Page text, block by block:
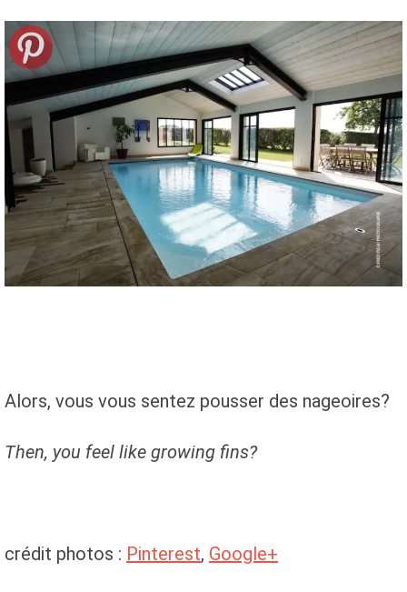
Alors, vous vous sentez pousser des nageoires?
Then, you feel like growing fins?
crédit photos : Pinterest, Google+